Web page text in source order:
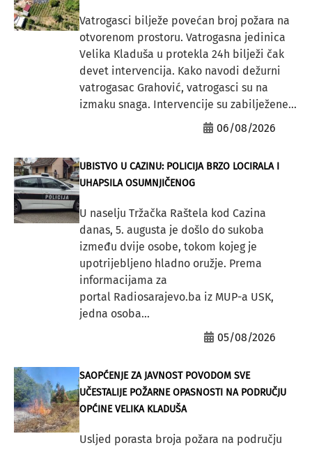
Vatrogasci bilježe povećan broj požara na
otvorenom prostoru. Vatrogasna jedinica
Velika Kladuša u protekla 24h bilježi čak
devet intervencija. Kako navodi dežurni
vatrogasac Grahović, vatrogasci su na
izmaku snaga. Intervencije su zabilježene...
06/08/2026
UBISTVO U CAZINU: POLICIJA BRZO LOCIRALA I
UHAPSILA OSUMNJIČENOG
U naselju Tržačka Raštela kod Cazina
danas, 5. augusta je došlo do sukoba
između dvije osobe, tokom kojeg je
upotrijebljeno hladno oružje. Prema
informacijama za
portal Radiosarajevo.ba iz MUP-a USK,
jedna osoba...
05/08/2026
SAOPĆENJE ZA JAVNOST POVODOM SVE
UČESTALIJE POŽARNE OPASNOSTI NA PODRUČJU
OPĆINE VELIKA KLADUŠA
Usljed porasta broja požara na području